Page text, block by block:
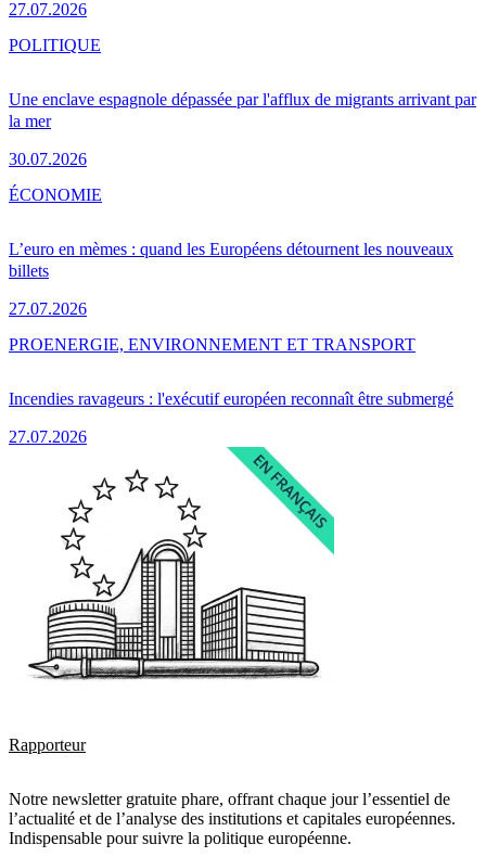
27.07.2026
Une enclave espagnole dépassée par l'afflux de migrants arrivant par
la mer
30.07.2026
POLITIQUE
L’euro en mèmes : quand les Européens détournent les nouveaux
billets
27.07.2026
ÉCONOMIE
Incendies ravageurs : l'exécutif européen reconnaît être submergé
27.07.2026
PROENERGIE, ENVIRONNEMENT ET TRANSPORT
Rapporteur
Notre newsletter gratuite phare, offrant chaque jour l’essentiel de
l’actualité et de l’analyse des institutions et capitales européennes.
Indispensable pour suivre la politique européenne.